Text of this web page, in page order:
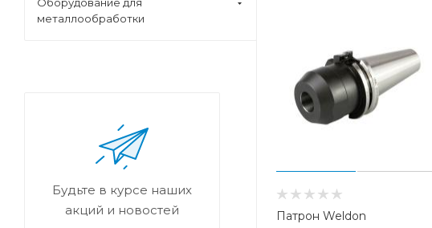
Патрон Weldon
металлообработки
Будьте в курсе наших
акций и новостей